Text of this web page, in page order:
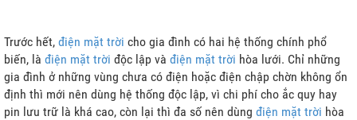
TRỮ
MẶT TRỜI
Trước hết, điện mặt trời cho gia đình có hai hệ thống chính phổ
biến, là điện mặt trời độc lập và điện mặt trời hòa lưới. Chỉ những
gia đình ở những vùng chưa có điện hoặc điện chập chờn không ổn
định thì mới nên dùng hệ thống độc lập, vì chi phí cho ắc quy hay
pin lưu trữ là khá cao, còn lại thì đa số nên dùng điện mặt trời hòa